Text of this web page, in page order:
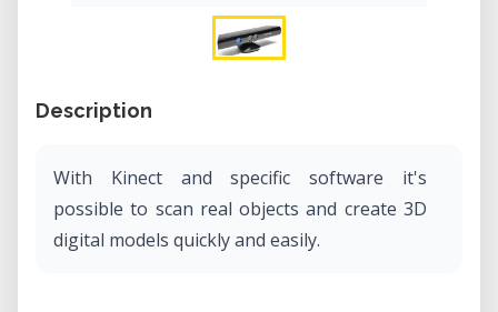
Description
With Kinect and specific software it's
possible to scan real objects and create 3D
digital models quickly and easily.